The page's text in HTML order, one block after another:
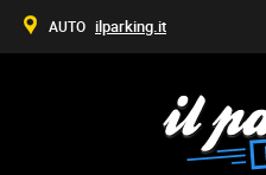
AUTO ilparking.it